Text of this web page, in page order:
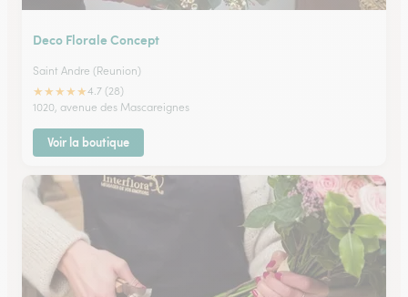
Deco Florale Concept
Saint Andre (Reunion)
★★★★★4.7 (28)
1020, avenue des Mascareignes
Voir la boutique